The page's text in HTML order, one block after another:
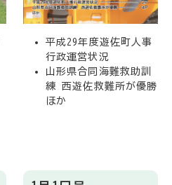
平成29年度遊佐町人事
行政運営状況
山形県合同海難救助訓
練 西遊佐救難所が優勝
ほか